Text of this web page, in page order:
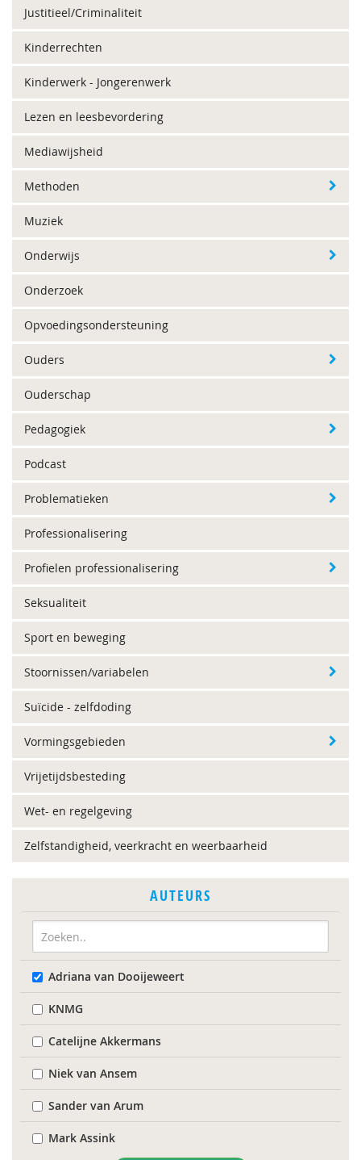
Justitieel/Criminaliteit
Kinderrechten
Kinderwerk - Jongerenwerk
Lezen en leesbevordering
Mediawijsheid
Methoden
Muziek
Onderwijs
Onderzoek
Opvoedingsondersteuning
Ouders
Ouderschap
Pedagogiek
Podcast
Problematieken
Professionalisering
Profielen professionalisering
Seksualiteit
Sport en beweging
Stoornissen/variabelen
Suïcide - zelfdoding
Vormingsgebieden
Vrijetijdsbesteding
Wet- en regelgeving
Zelfstandigheid, veerkracht en weerbaarheid
AUTEURS
Adriana van Dooijeweert
KNMG
Catelijne Akkermans
Niek van Ansem
Sander van Arum
Mark Assink